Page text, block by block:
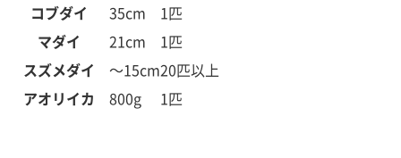
コブダイ
35cm
1匹
マダイ
21cm
1匹
スズメダイ
～15cm20匹以上
アオリイカ
800g 1匹